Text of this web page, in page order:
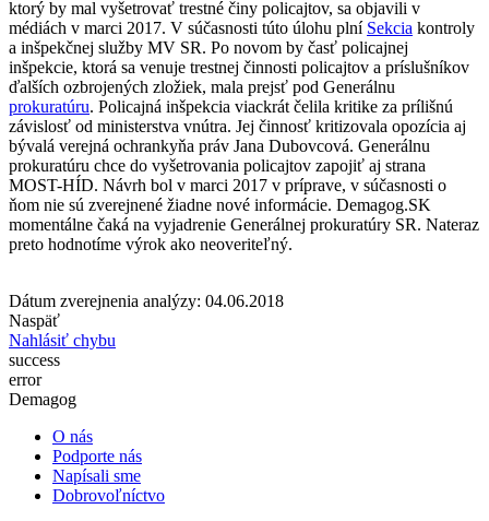
ktorý by mal vyšetrovať trestné činy policajtov, sa objavili v
médiách v marci 2017. V súčasnosti túto úlohu plní Sekcia kontroly
a inšpekčnej služby MV SR. Po novom by časť policajnej
inšpekcie, ktorá sa venuje trestnej činnosti policajtov a príslušníkov
ďalších ozbrojených zložiek, mala prejsť pod Generálnu
prokuratúru. Policajná inšpekcia viackrát čelila kritike za prílišnú
závislosť od ministerstva vnútra. Jej činnosť kritizovala opozícia aj
bývalá verejná ochrankyňa práv Jana Dubovcová. Generálnu
prokuratúru chce do vyšetrovania policajtov zapojiť aj strana
MOST-HÍD. Návrh bol v marci 2017 v príprave, v súčasnosti o
ňom nie sú zverejnené žiadne nové informácie. Demagog.SK
momentálne čaká na vyjadrenie Generálnej prokuratúry SR. Nateraz
preto hodnotíme výrok ako neoveriteľný.
Dátum zverejnenia analýzy: 04.06.2018
Naspäť
Nahlásiť chybu
success
error
Demagog
O nás
Podporte nás
Napísali sme
Dobrovoľníctvo